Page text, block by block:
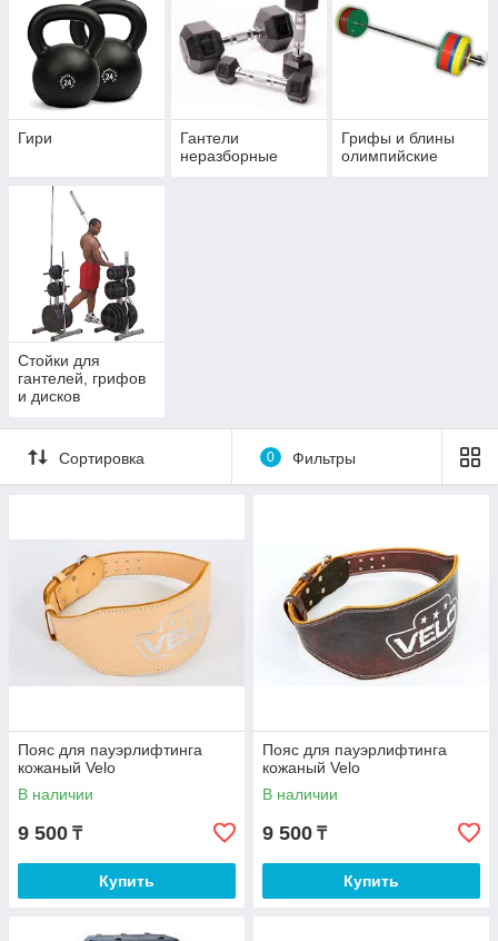
Гири
Гантели
неразборные
Грифы и блины
олимпийские
Стойки для
гантелей, грифов
и дисков
Сортировка 0 Фильтры
Пояс для пауэрлифтинга
кожаный Velo
В наличии
9 500 ₸
Купить
Пояс для пауэрлифтинга
кожаный Velo
В наличии
9 500 ₸
Купить